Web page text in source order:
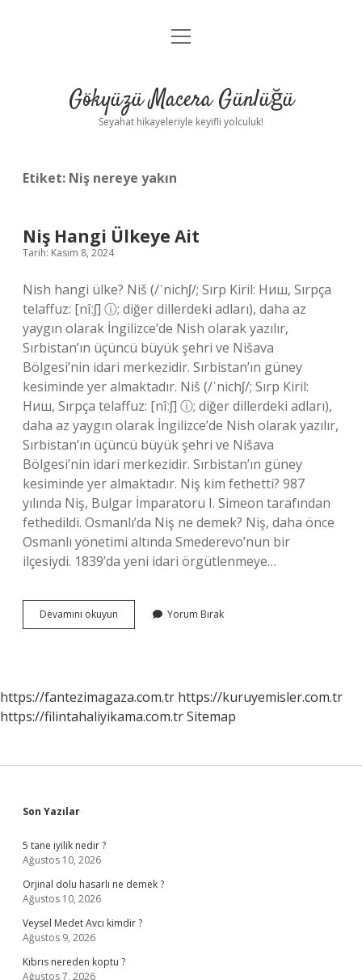
Anasayfa
Yasal Uyarı
menüyü
Gökyüzü Macera Günlüğü
Seyahat hikayeleriyle keyifli yolculuk!
Etiket: Niş nereye yakın
Niş Hangi Ülkeye Ait
Tarih: Kasım 8, 2024
Nish hangi ülke? Niš (/ˈnichʃ/; Sırp Kiril: Ниш, Sırpça
telaffuz: [nîːʃ] ⓘ; diğer dillerdeki adları), daha az
yaygın olarak İngilizce’de Nish olarak yazılır,
Sırbistan’ın üçüncü büyük şehri ve Nišava
Bölgesi’nin idari merkezidir. Sırbistan’ın güney
kesiminde yer almaktadır. Niš (/ˈnichʃ/; Sırp Kiril:
Ниш, Sırpça telaffuz: [nîːʃ] ⓘ; diğer dillerdeki adları),
daha az yaygın olarak İngilizce’de Nish olarak yazılır,
Sırbistan’ın üçüncü büyük şehri ve Nišava
Bölgesi’nin idari merkezidir. Sırbistan’ın güney
kesiminde yer almaktadır. Niş kim fethetti? 987
yılında Niş, Bulgar İmparatoru I. Simeon tarafından
fethedildi. Osmanlı’da Niş ne demek? Niş, daha önce
Osmanlı yönetimi altında Smederevo’nun bir
ilçesiydi. 1839’da yeni idari örgütlenmeye…
Devamını okuyun
Hangi
Yorum Bırak
https://fantezimagaza.com.tr https://kuruyemisler.com.tr
https://filintahaliyikama.com.trSitemap
Sidebar
Son Yazılar
5 tane iyilik nedir ?
Ağustos 10, 2026
Orjinal dolu hasarlı ne demek ?
Ağustos 10, 2026
Veysel Medet Avcı kimdir ?
Ağustos 9, 2026
Kıbrıs nereden koptu ?
Ağustos 7, 2026